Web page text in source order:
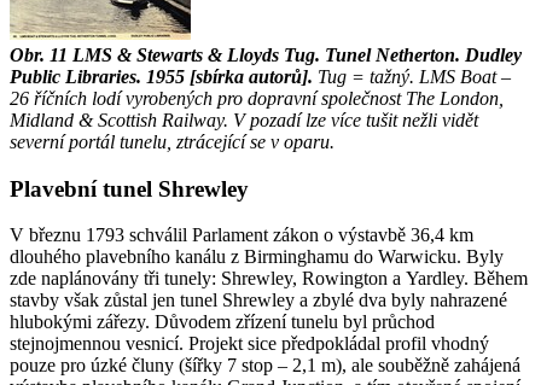
Obr. 11 LMS & Stewarts & Lloyds Tug. Tunel Netherton. Dudley
Public Libraries. 1955 [sbírka autorů]. Tug = tažný. LMS Boat –
26 říčních lodí vyrobených pro dopravní společnost The London,
Midland & Scottish Railway. V pozadí lze více tušit nežli vidět
severní portál tunelu, ztrácející se v oparu.
Plavební tunel Shrewley
V březnu 1793 schválil Parlament zákon o výstavbě 36,4 km
dlouhého plavebního kanálu z Birminghamu do Warwicku. Byly
zde naplánovány tři tunely: Shrewley, Rowington a Yardley. Během
stavby však zůstal jen tunel Shrewley a zbylé dva byly nahrazené
hlubokými zářezy. Důvodem zřízení tunelu byl průchod
stejnojmennou vesnicí. Projekt sice předpokládal profil vhodný
pouze pro úzké čluny (šířky 7 stop – 2,1 m), ale souběžně zahájená